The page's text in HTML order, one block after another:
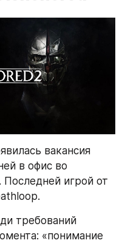
вакансия
в офис во
игрой от
требований
«понимание